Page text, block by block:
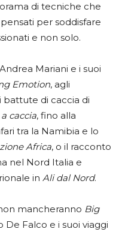
di tecniche che
per soddisfare
e non solo.
Mariani e i suoi
Emotion, agli
di caccia di
caccia, fino alla
tra la Namibia e lo
Africa, o il racconto
nel Nord Italia e
in Ali dal Nord.
mancheranno Big
De Falco e i suoi viaggi